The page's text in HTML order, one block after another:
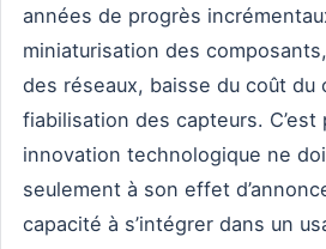
années de progrès
miniaturisation des
des réseaux, baisse du coût du
fiabilisation des capteurs. C’est
innovation technologique ne
seulement à son effet
capacité à s’intégrer dans un